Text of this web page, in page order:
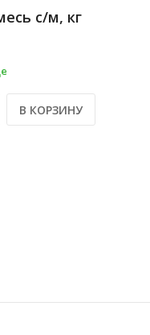
с/м, кг
В КОРЗИНУ